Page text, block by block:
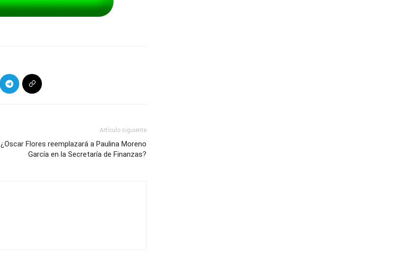
Artículo siguiente
¿Oscar Flores reemplazará a Paulina Moreno
García en la Secretaría de Finanzas?